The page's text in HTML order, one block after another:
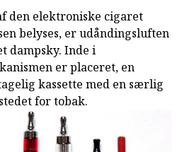
den elektroniske cigaret
belyses, er udåndingsluften
dampsky. Inde i
er placeret, en
kassette med en særlig
for tobak.